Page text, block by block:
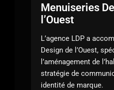
Menuiseries
l’Ouest
L’agence LDP a
Design de l’Ouest,
l’aménagement de
stratégie de
identité de marque.